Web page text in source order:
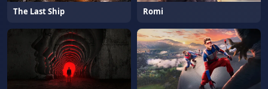
The Last Ship Romi